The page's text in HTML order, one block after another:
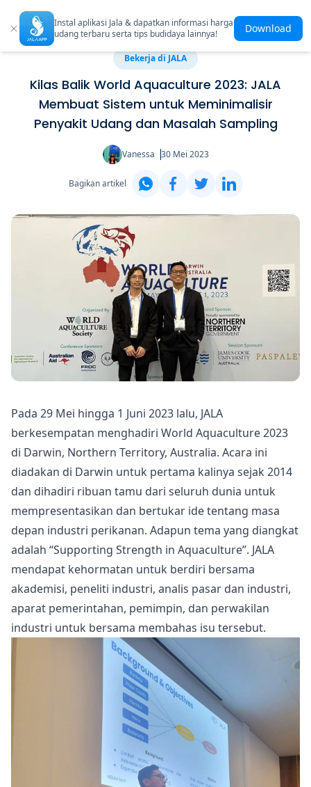
Instal aplikasi Jala & dapatkan informasi harga
udang terbaru serta tips budidaya lainnya!
Download
Bekerja di JALA
Kilas Balik World Aquaculture 2023: JALA
Membuat Sistem untuk Meminimalisir
Penyakit Udang dan Masalah Sampling
Vanessa 30 Mei 2023
Bagikan artikel
Pada 29 Mei hingga 1 Juni 2023 lalu, JALA
berkesempatan menghadiri World Aquaculture 2023
di Darwin, Northern Territory, Australia. Acara ini
diadakan di Darwin untuk pertama kalinya sejak 2014
dan dihadiri ribuan tamu dari seluruh dunia untuk
mempresentasikan dan bertukar ide tentang masa
depan industri perikanan. Adapun tema yang diangkat
adalah “Supporting Strength in Aquaculture”. JALA
mendapat kehormatan untuk berdiri bersama
akademisi, peneliti industri, analis pasar dan industri,
aparat pemerintahan, pemimpin, dan perwakilan
industri untuk bersama membahas isu tersebut.